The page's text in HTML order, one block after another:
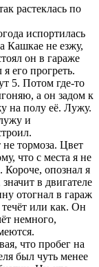
растеклась по
испортилась
Кашкае не езжу,
он в гараже
его прогреть.
5. Потом где-то
а он задом к
на полу её. Лужу.
и
не тормоза. Цвет
что с места я не
Короче, опознал я
в двигателе
отогнал в гараж
течёт или как. Он
немного,
что пробег на
был чуть менее